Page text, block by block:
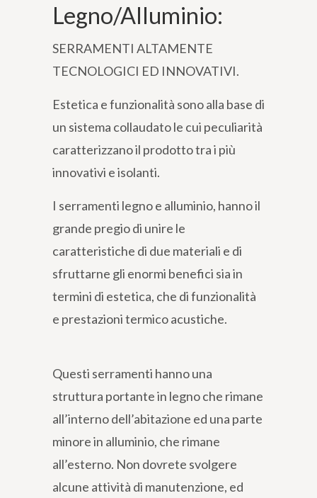
Legno/Alluminio:
SERRAMENTI ALTAMENTE
TECNOLOGICI ED INNOVATIVI.
Estetica e funzionalità sono alla base di
un sistema collaudato le cui peculiarità
caratterizzano il prodotto tra i più
innovativi e isolanti.
I serramenti legno e alluminio, hanno il
grande pregio di unire le
caratteristiche di due materiali e di
sfruttarne gli enormi benefici sia in
termini di estetica, che di funzionalità
e prestazioni termico acustiche.
Questi serramenti hanno una
struttura portante in legno che rimane
all’interno dell’abitazione ed una parte
minore in alluminio, che rimane
all’esterno. Non dovrete svolgere
alcune attività di manutenzione, ed